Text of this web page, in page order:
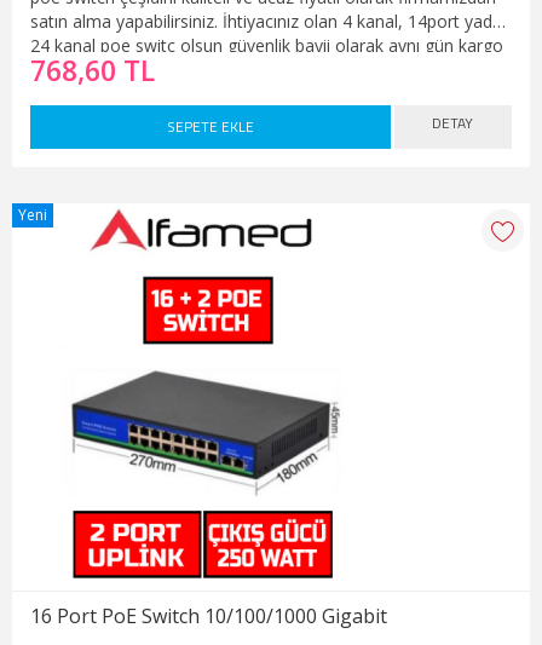
satın alma yapabilirsiniz. İhtiyacınız olan 4 kanal, 14port yada
24 kanal poe switc olsun güvenlik bayii olarak aynı gün kargo
ile en ucuz fiyata satış yapmaktayız.
768,60 TL
SEPETE EKLE DETAY
16 Port PoE Switch 10/100/1000 Gigabit
Yeni